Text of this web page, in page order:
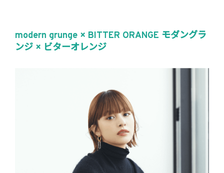
modern grunge × BITTER ORANGE モダングラ
ンジ × ビターオレンジ